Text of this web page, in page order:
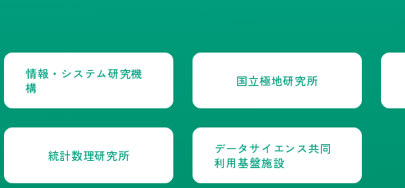
情報・システム研究機
構
国立極地研究所
統計数理研究所
データサイエンス共同
利用基盤施設